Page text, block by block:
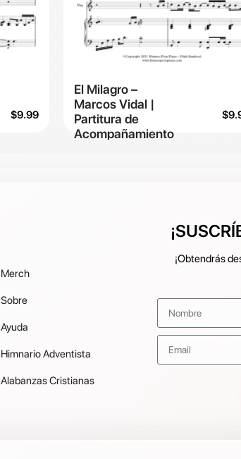
$9.99
El Milagro –
Marcos Vidal |
Partitura de
Acompañamiento
$
Merch
Sobre
Ayuda
Himnario Adventista
Alabanzas Cristianas
¡Obtendrás